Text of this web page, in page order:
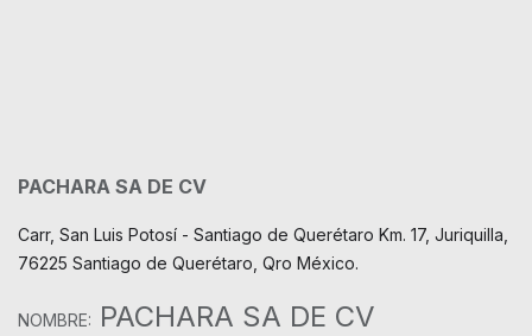
PACHARA SA DE CV
Carr, San Luis Potosí - Santiago de Querétaro Km. 17, Juriquilla,
76225 Santiago de Querétaro, Qro México.
NOMBRE: PACHARA SA DE CV